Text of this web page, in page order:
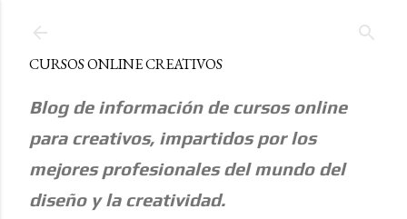
CURSOS ONLINE CREATIVOS
Blog de información de cursos online
para creativos, impartidos por los
mejores profesionales del mundo del
diseño y la creatividad.